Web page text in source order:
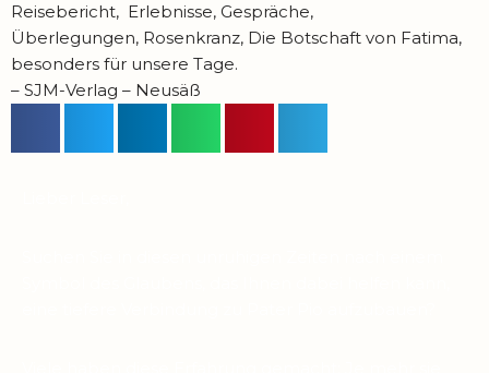
Reisebericht, Erlebnisse, Gespräche,
Überlegungen, Rosenkranz, Die Botschaft von Fatima,
besonders für unsere Tage.
– SJM-Verlag – Neusäß